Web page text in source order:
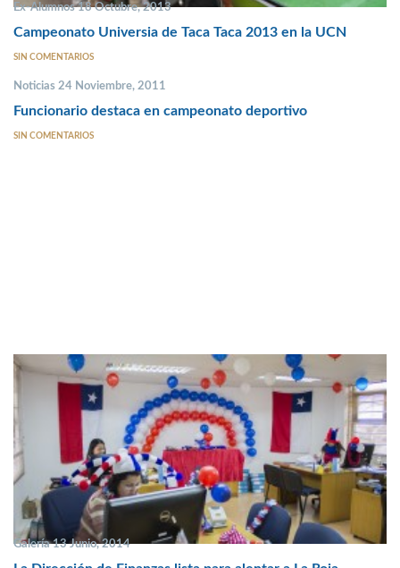
Ex-Alumnos 18 Octubre, 2013
Campeonato Universia de Taca Taca 2013 en la UCN
SIN COMENTARIOS
Noticias 24 Noviembre, 2011
Funcionario destaca en campeonato deportivo
SIN COMENTARIOS
Galería 13 Junio, 2014